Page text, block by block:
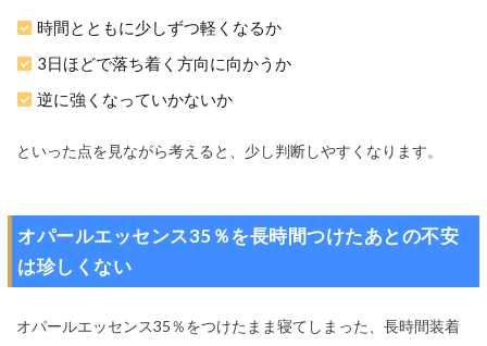
時間とともに少しずつ軽くなるか
3日ほどで落ち着く方向に向かうか
逆に強くなっていかないか
といった点を見ながら考えると、少し判断しやすくなります。
オパールエッセンス35％を長時間つけたあとの不安
は珍しくない
オパールエッセンス35％をつけたまま寝てしまった、長時間装着